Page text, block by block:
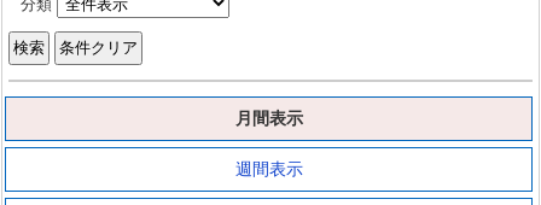
分類
月間表示
週間表示